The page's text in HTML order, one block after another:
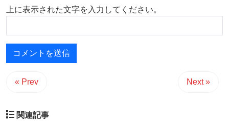
上に表示された文字を入力してください。
« Prev Next »
関連記事